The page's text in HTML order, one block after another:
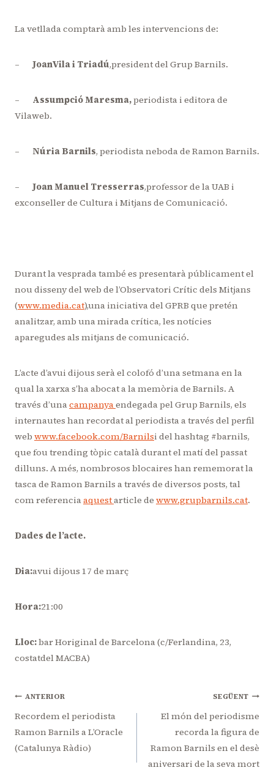
La vetllada comptarà amb les intervencions de:
–JoanVila i Triadú,president del Grup Barnils.
– Assumpció Maresma,periodista i editora de
Vilaweb.
– Núria Barnils, periodista neboda de Ramon Barnils.
–Joan Manuel Tresserras,professor de la UAB i
exconseller de Cultura i Mitjans de Comunicació.
Durant la vesprada també es presentarà públicament el
nou disseny del web de l’Observatori Crític dels Mitjans
(www.media.cat),una iniciativa del GPRB que pretén
analitzar, amb una mirada crítica, les notícies
aparegudes als mitjans de comunicació.
L’acte d’avui dijous serà el colofó d’una setmana en la
qual la xarxa s’ha abocat a la memòria de Barnils. A
través d’unacampanyaendegada pel Grup Barnils, els
internautes han recordat al periodista a través del perfil
web www.facebook.com/Barnilsi del hashtag #barnils,
que fou trending tòpic català durant el matí del passat
dilluns. A més, nombrosos blocaires han rememorat la
tasca de Ramon Barnils a través de diversos posts, tal
com referenciaaquestarticle de www.grupbarnils.cat.
Dades de l’acte.
Dia:avui dijous 17 de març
Hora:21:00
Lloc:bar Horiginal de Barcelona (c/Ferlandina, 23,
costatdel MACBA)
Navegació
d'entrades
ANTERIOR
Recordem el periodista
Ramon Barnils a L’Oracle
(Catalunya Ràdio)
SEGÜENT
El món del periodisme
recorda la figura de
Ramon Barnils en el desè
aniversari de la seva mort